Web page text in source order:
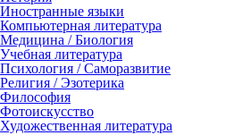
Иностранные языки
Компьютерная литература
Медицина / Биология
Учебная литература
Психология / Саморазвитие
Религия / Эзотерика
Философия
Фотоискусство
Художественная литература